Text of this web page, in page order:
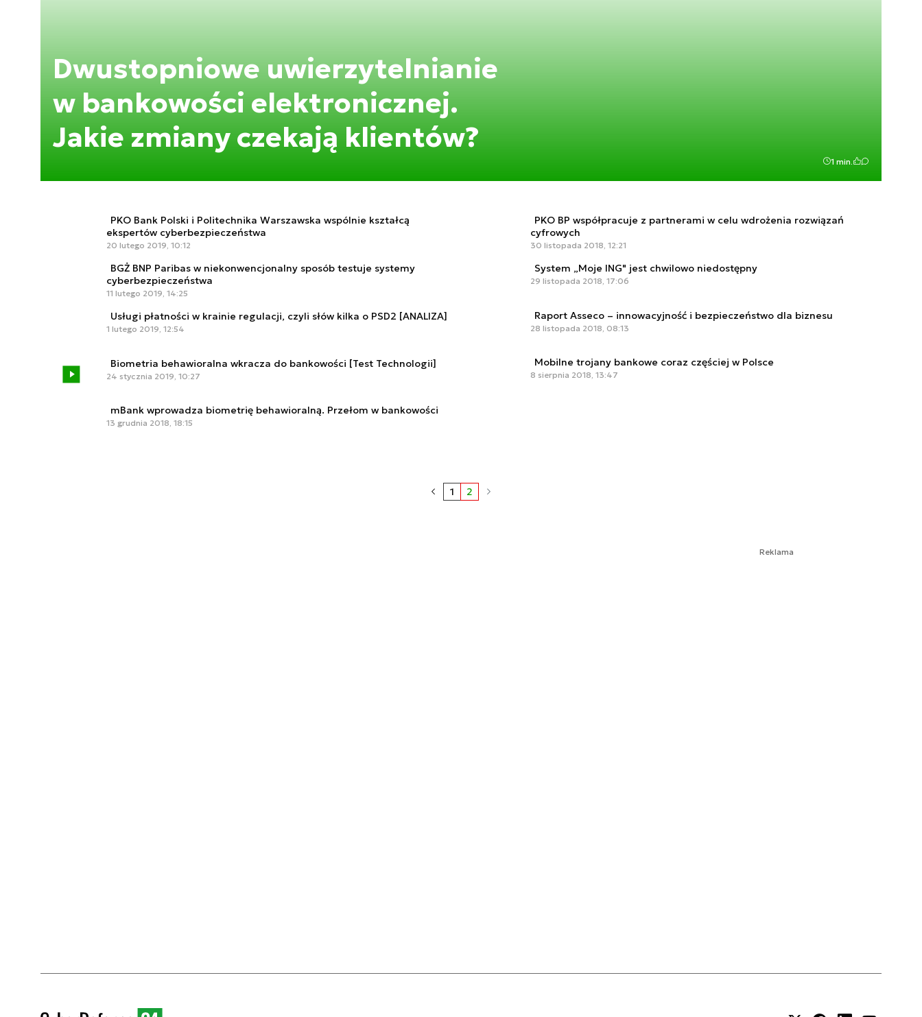
Dwustopniowe uwierzytelnianie
w bankowości elektronicznej.
Jakie zmiany czekają klientów?
1 min.
PKO Bank Polski i Politechnika Warszawska wspólnie kształcą
ekspertów cyberbezpieczeństwa
20 lutego 2019, 10:12
BGŻ BNP Paribas w niekonwencjonalny sposób testuje systemy
cyberbezpieczeństwa
11 lutego 2019, 14:25
Usługi płatności w krainie regulacji, czyli słów kilka o PSD2 [ANALIZA]
1 lutego 2019, 12:54
Biometria behawioralna wkracza do bankowości [Test Technologii]
24 stycznia 2019, 10:27
mBank wprowadza biometrię behawioralną. Przełom w bankowości
13 grudnia 2018, 18:15
PKO BP współpracuje z partnerami w celu wdrożenia rozwiązań
cyfrowych
30 listopada 2018, 12:21
System „Moje ING" jest chwilowo niedostępny
29 listopada 2018, 17:06
Raport Asseco – innowacyjność i bezpieczeństwo dla biznesu
28 listopada 2018, 08:13
Mobilne trojany bankowe coraz częściej w Polsce
8 sierpnia 2018, 13:47
1 2
Reklama